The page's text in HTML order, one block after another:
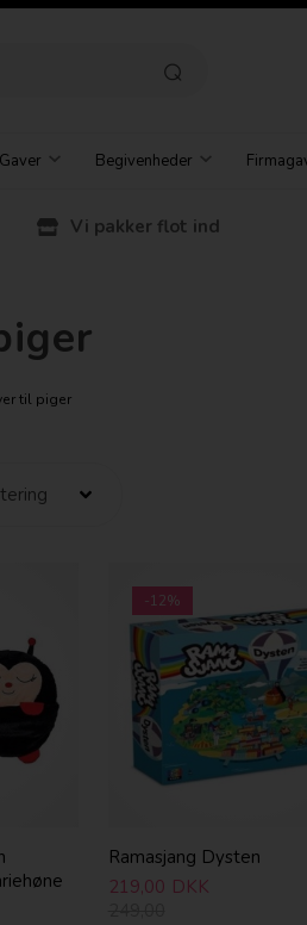
Begivenheder
Vi pakker flot ind
til piger
-12%
Ramasjang Dysten
219,00 DKK